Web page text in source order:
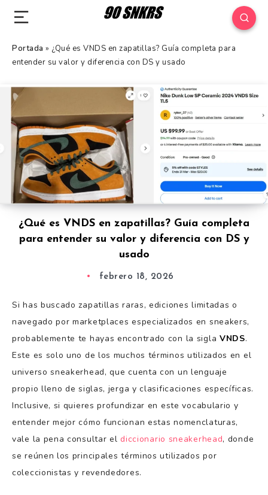
Portada » ¿Qué es VNDS en zapatillas? Guía completa para
entender su valor y diferencia con DS y usado
¿Qué es VNDS en zapatillas? Guía completa
para entender su valor y diferencia con DS y
usado
febrero 18, 2026
Si has buscado zapatillas raras, ediciones limitadas o
navegado por marketplaces especializados en sneakers,
probablemente te hayas encontrado con la sigla VNDS.
Este es solo uno de los muchos términos utilizados en el
universo sneakerhead, que cuenta con un lenguaje
propio lleno de siglas, jerga y clasificaciones específicas.
Inclusive, si quieres profundizar en este vocabulario y
entender mejor cómo funcionan estas nomenclaturas,
vale la pena consultar eldiccionario sneakerhead, donde
se reúnen los principales términos utilizados por
coleccionistas y revendedores.